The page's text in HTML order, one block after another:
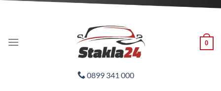
0
0899 341 000